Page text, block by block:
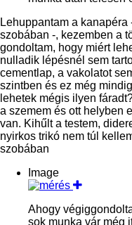
Lehuppantam a
szobában -, kezemben a
gondoltam, hogy miért
nulladik lépésnél sem
cementlap, a vakolatot
szintben és ez még
lehetek mégis ilyen
a szemem és ott helyben
van. Kihűlt a testem,
nyirkos trikó nem túl
szobában
Image
Ahogy
sok munka vár még